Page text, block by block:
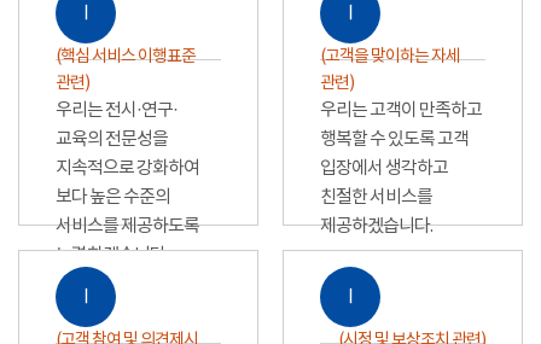
Ⅰ
(핵심 서비스 이행표준
관련)
우리는 전시·연구·
교육의 전문성을
지속적으로 강화하여
보다 높은 수준의
서비스를 제공하도록
노력하겠습니다.
Ⅰ
(고객을 맞이하는 자세
관련)
우리는 고객이 만족하고
행복할 수 있도록 고객
입장에서 생각하고
친절한 서비스를
제공하겠습니다.
Ⅰ Ⅰ